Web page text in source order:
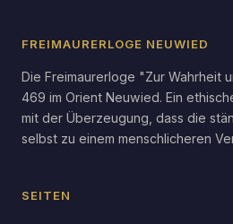
FREIMAURERLOGE NEUWIED
Die Freimaurerloge "Zur Wahrheit
469 im Orient Neuwied. Ein
mit der Überzeugung, dass die
selbst zu einem menschlicheren
SEITEN